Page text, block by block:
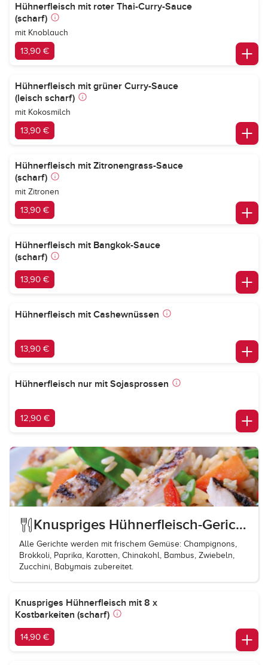
Hühnerfleisch mit roter Thai-Curry-Sauce
(scharf)
mit Knoblauch
13,90 €
Hühnerfleisch mit grüner Curry-Sauce
(leisch scharf)
mit Kokosmilch
13,90 €
Hühnerfleisch mit Zitronengrass-Sauce
(scharf)
mit Zitronen
13,90 €
Hühnerfleisch mit Bangkok-Sauce
(scharf)
13,90 €
Hühnerfleisch mit Cashewnüssen
13,90 €
Hühnerfleisch nur mit Sojasprossen
12,90 €
Knuspriges Hühnerfleisch-Gerichte
Alle Gerichte werden mit frischem Gemüse: Champignons,
Brokkoli, Paprika, Karotten, Chinakohl, Bambus, Zwiebeln,
Zucchini, Babymais zubereitet.
Knuspriges Hühnerfleisch mit 8 x
Kostbarkeiten (scharf)
14,90 €